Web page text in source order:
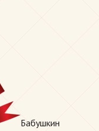
Бабушкин